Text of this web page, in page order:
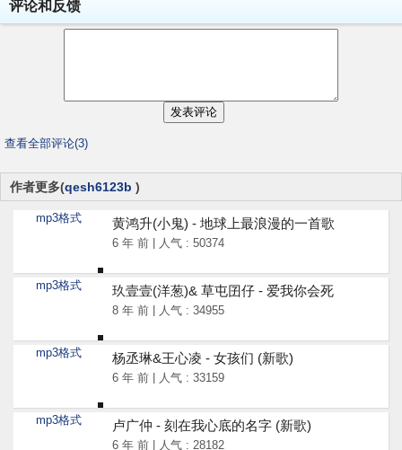
评论和反馈
查看全部评论(3)
作者更多(qesh6123b )
mp3格式 黄鸿升(小鬼) - 地球上最浪漫的一首歌
6 年 前 | 人气 : 50374
mp3格式 玖壹壹(洋葱)& 草屯囝仔 - 爱我你会死
8 年 前 | 人气 : 34955
mp3格式 杨丞琳&王心凌 - 女孩们 (新歌)
6 年 前 | 人气 : 33159
mp3格式 卢广仲 - 刻在我心底的名字 (新歌)
6 年 前 | 人气 : 28182